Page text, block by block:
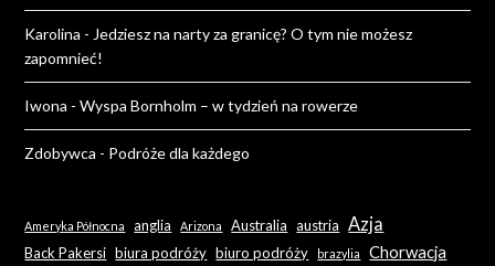
Karolina - Jedziesz na narty za granicę? O tym nie możesz
zapomnieć!
Iwona -Wyspa Bornholm – w tydzień na rowerze
Zdobywca - Podróże dla każdego
Ameryka Północna anglia Arizona Australia austria Azja
Back Pakersi biura podróży biuro podróży brazylia Chorwacja